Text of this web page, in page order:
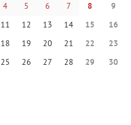
4 5 6 7 8
9
11 12 13 14 15
16
18 19 20 21 22
23
25 26 27 28 29
30